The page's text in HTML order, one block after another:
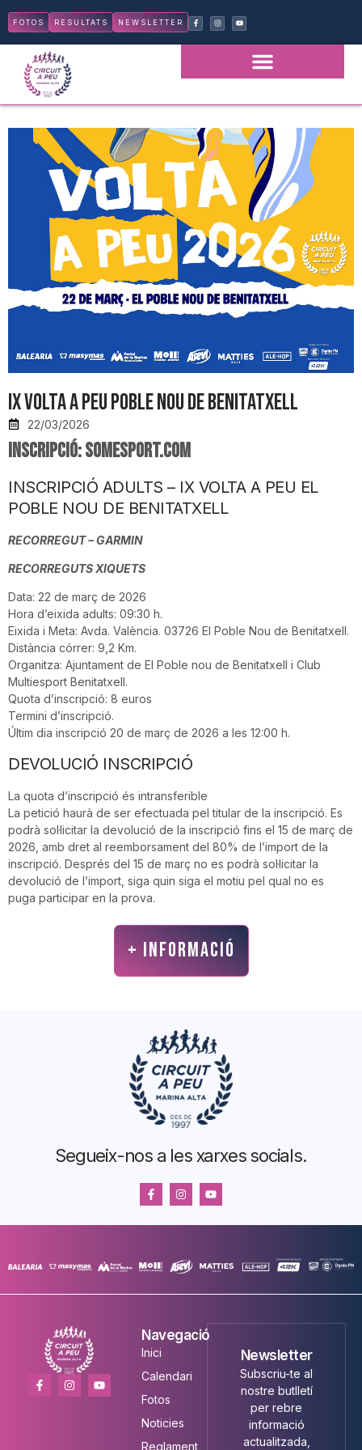
FOTOS RESULTATS NEWSLETTER
IX Volta a Peu Poble Nou de Benitatxell
22/03/2026
INSCRIPCIÓ: somesport.com
INSCRIPCIÓ ADULTS – IX VOLTA A PEU EL
POBLE NOU DE BENITATXELL
RECORREGUT – GARMIN
RECORREGUTS XIQUETS
Data: 22 de març de 2026
Hora d’eixida adults: 09:30 h.
Eixida i Meta: Avda. València. 03726 El Poble Nou de Benitatxell.
Distància córrer: 9,2 Km.
Organitza: Ajuntament de El Poble nou de Benitatxell i Club
Multiesport Benitatxell.
Quota d’inscripció: 8 euros
Termini d’inscripció.
Últim dia inscripció 20 de març de 2026 a les 12:00 h.
DEVOLUCIÓ INSCRIPCIÓ
La quota d’inscripció és intransferible
La petició haurà de ser efectuada pel titular de la inscripció. Es
podrà sol·licitar la devolució de la inscripció fins el 15 de març de
2026, amb dret al reemborsament del 80% de l’import de la
inscripció. Després del 15 de març no es podrà sol·licitar la
devolució de l’import, siga quin siga el motiu pel qual no es
puga participar en la prova.
+ INFORMACIÓ
Segueix-nos a les xarxes socials.
Navegació
Inici
Calendari
Fotos
Noticies
Reglament
Newsletter
Subscriu-te al
nostre butlletí
per rebre
informació
actualitzada,